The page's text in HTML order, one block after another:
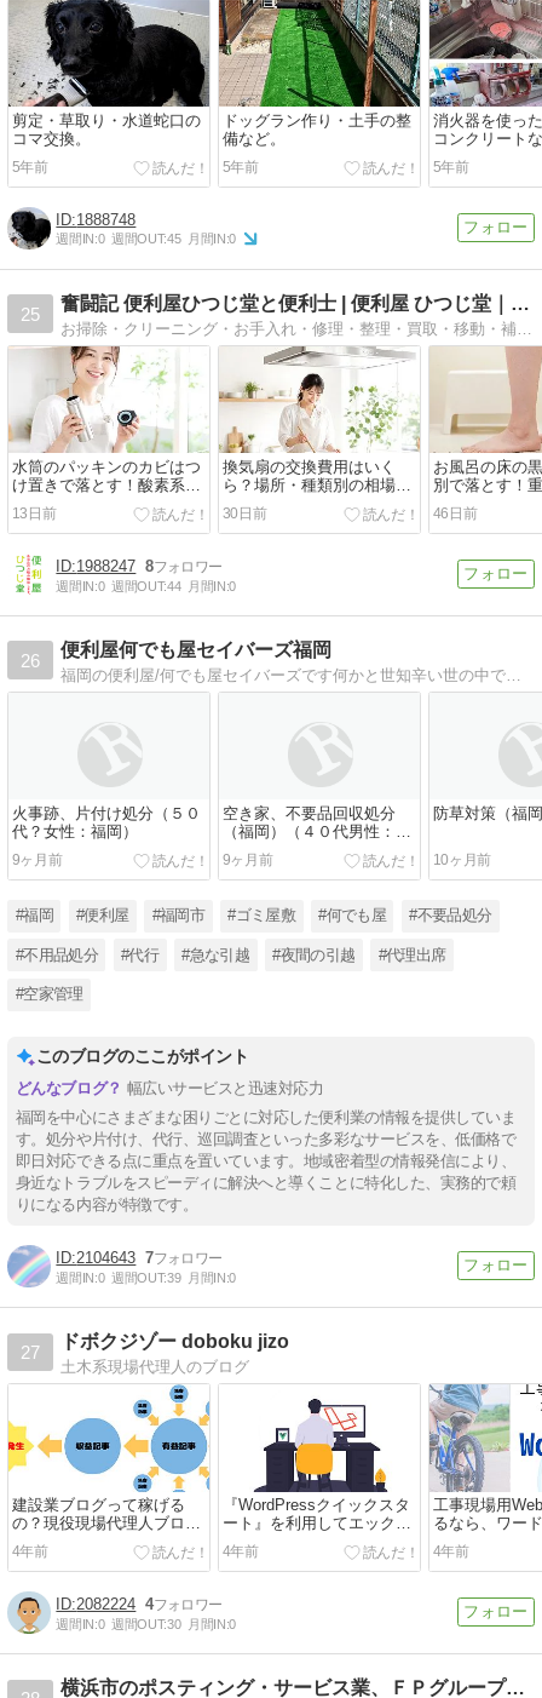
剪定・草取り・水道蛇口の
コマ交換。
5年前
ドッグラン作り・土手の整
備など。
5年前
消火器を使っ
コンクリート
修。
5年前
1888748
週間IN:0 週間OUT:45 月間IN:0
25
奮闘記 便利屋ひつじ堂と便利士 | 便利屋 ひつじ堂｜千葉
水筒のパッキンのカビはつ
け置きで落とす！酸素系漂
白剤と重曹での落とし方と
予防のコツ
13日前
換気扇の交換費用はいく
ら？場所・種類別の相場と
自分でできる範囲、安く抑
えるコツを解説
30日前
お風呂の床の
別で落とす！
酸・オキシ漬
と予防のコツ
46日前
1988247 8
週間IN:0 週間OUT:44 月間IN:0
26
便利屋何でも屋セイバーズ福岡
福岡の便利屋/何でも屋セイバーズです何かと世知辛い世の中です人には言えない誰にも相談できないお悩み独りで悩まずどうぞお気軽にご相談ください『秘密厳守』精一杯お手伝いさせて頂きます
火事跡、片付け処分（５０
代？女性：福岡）
9ヶ月前
空き家、不要品回収処分
（福岡）（４０代男性：関
9ヶ月前
防草対策（福
10ヶ月前
#福岡 #便利屋 #福岡市 #ゴミ屋敷 #何でも屋 #不要品処分
#不用品処分 #代行 #急な引越 #夜間の引越 #代理出席
#空家管理
このブログのここがポイント
幅広いサービスと迅速対応力
福岡を中心にさまざまな困りごとに対応した便利業の情報を提供していま
す。処分や片付け、代行、巡回調査といった多彩なサービスを、低価格で
即日対応できる点に重点を置いています。地域密着型の情報発信により、
身近なトラブルをスピーディに解決へと導くことに特化した、実務的で頼
りになる内容が特徴です。
2104643 7
週間IN:0 週間OUT:39 月間IN:0
27
ドボクジゾー doboku jizo
土木系現場代理人のブログ
建設業ブログって稼げる
の？現役現場代理人ブロガ
ーが解説！！
4年前
『WordPressクイックスタ
ート』を利用してエックス
サーバーに登録してみよう
4年前
工事現場用
るなら、ワー
択！！
4年前
2082224 4
週間IN:0 週間OUT:30 月間IN:0
横浜市のポスティング・サービス業、ＦＰグループのスタッフ日記